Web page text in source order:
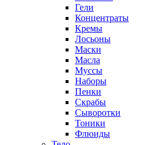
Гели
Концентраты
Кремы
Лосьоны
Маски
Масла
Муссы
Наборы
Пенки
Скрабы
Сыворотки
Тоники
Флюиды